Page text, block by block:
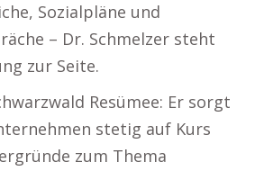
Sozialpläne und
– Dr. Schmelzer steht
zur Seite.
Resümee: Er sorgt
stetig auf Kurs
zum Thema